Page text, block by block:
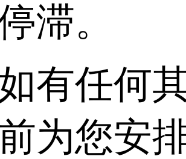
滞。
任何其
为您安